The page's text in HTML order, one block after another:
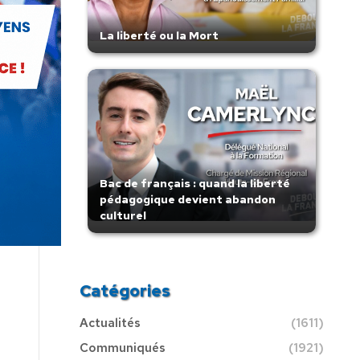
La liberté ou la Mort
Bac de français : quand la liberté
pédagogique devient abandon
culturel
Catégories
Actualités
(1611)
Communiqués
(1921)